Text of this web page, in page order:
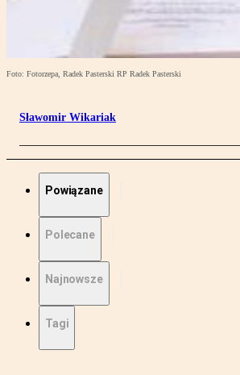
Foto: Fotorzepa, Radek Pasterski RP Radek Pasterski
Sławomir Wikariak
Powiązane
Polecane
Najnowsze
Tagi